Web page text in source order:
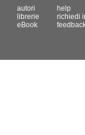
autori
librerie
eBook
help
richiedi